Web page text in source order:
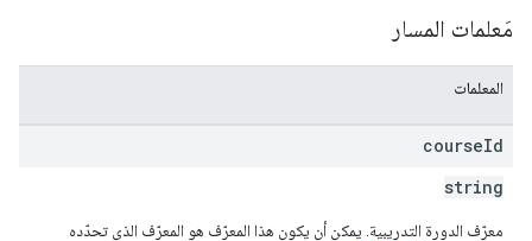
مَعلمات المسار
المعلمات
courseId
string
معرّف الدورة التدريبية. يمكن أن يكون هذا المعرّف هو المعرّف الذي تحدّده